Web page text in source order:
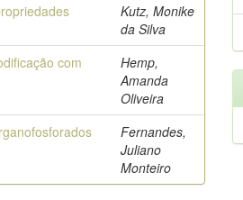
Kutz, Monike
da Silva
com
Hemp,
Amanda
Oliveira
Fernandes,
Juliano
Monteiro